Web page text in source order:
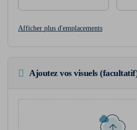
Afficher plus d'emplacements
Ajoutez vos visuels